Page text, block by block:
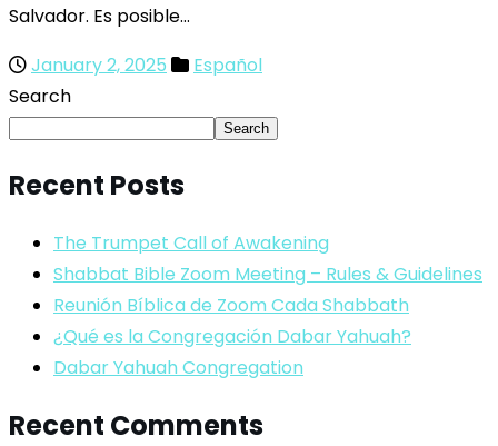
Salvador. Es posible…
January 2, 2025
Español
Search
Search
Recent Posts
The Trumpet Call of Awakening
Shabbat Bible Zoom Meeting – Rules & Guidelines
Reunión Bíblica de Zoom Cada Shabbath
¿Qué es la Congregación Dabar Yahuah?
Dabar Yahuah Congregation
Recent Comments